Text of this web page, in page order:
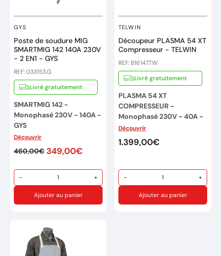
GYS
Poste de soudure MIG
SMARTMIG 142 140A 230V
- 2 EN1 - GYS
REF: 033153.G
Livré gratuitement
SMARTMIG 142 -
Monophasé 230V - 140A -
GYS
Livré en boite carton
LIVRE AVEC:
1x Une pince de masse
1x Une torche Mig 150A
2,2m équipée en 0,8mm
1x Notice d'utilisation.
Réference: 033153
Garantie de 2 ans
Découvrir
460,00€ 349,00€
- +
Ajouter au panier
TELWIN
Découpeur PLASMA 54 XT
Compresseur - TELWIN
REF: 816147.TW
Livré gratuitement
PLASMA 54 XT
COMPRESSEUR -
Monophasé 230V - 40A -
TELWIN (Made in Italy)
Autonome - Compresseur
découpage à air
comprimé.
Poste portable, ventilé,
Découvrir
1.399,00€
- +
Ajouter au panier